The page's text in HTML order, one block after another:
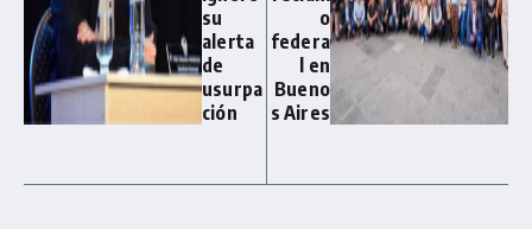
su
alerta
de
usurpa
ción
o
federa
l en
Bueno
s Aires